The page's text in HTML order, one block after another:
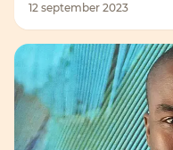
12 september 2023